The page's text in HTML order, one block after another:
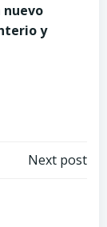
nuevo
y
Next post